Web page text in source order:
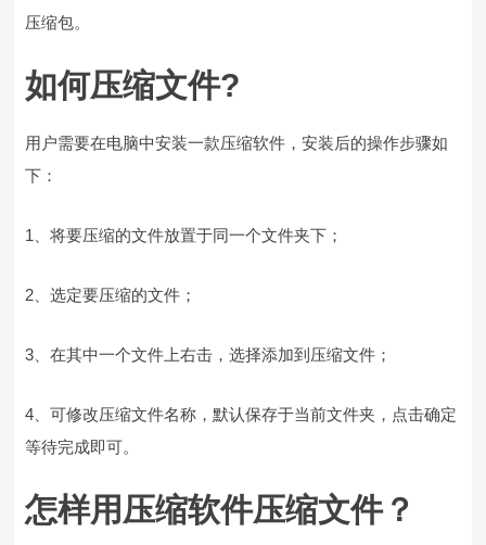
压缩包。
如何压缩文件?
用户需要在电脑中安装一款压缩软件，安装后的操作步骤如
下：
1、将要压缩的文件放置于同一个文件夹下；
2、选定要压缩的文件；
3、在其中一个文件上右击，选择添加到压缩文件；
4、可修改压缩文件名称，默认保存于当前文件夹，点击确定
等待完成即可。
怎样用压缩软件压缩文件？